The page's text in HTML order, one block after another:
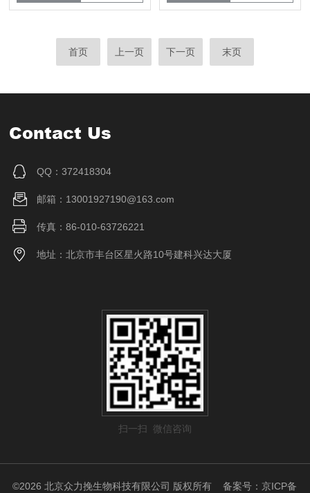
首页 上一页 下一页 末页
Contact Us
QQ：372418304
邮箱：13001927190@163.com
传真：86-010-63726221
地址：北京市丰台区星火路10号建科兴达大厦
扫一扫 微信咨询
©2026 北京众力挽生物科技有限公司 版权所有备案号：京ICP备